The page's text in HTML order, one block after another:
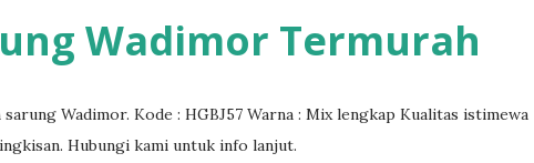
Wadimor Termurah
Wadimor. Kode : HGBJ57 Warna : Mix lengkap Kualitas istimewa
Hubungi kami untuk info lanjut.